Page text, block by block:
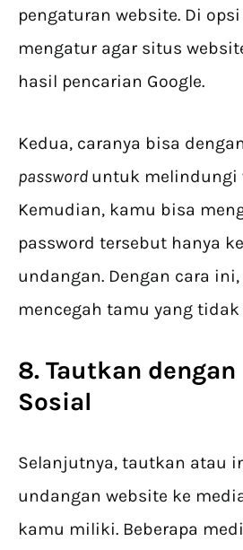
pengaturan website. Di
mengatur agar situs
hasil pencarian Google.
Kedua, caranya bisa
password untuk melindungi
Kemudian, kamu bisa
password tersebut hanya
undangan. Dengan cara
mencegah tamu yang
8. Tautkan dengan
Sosial
Selanjutnya, tautkan atau
undangan website ke
kamu miliki. Beberapa